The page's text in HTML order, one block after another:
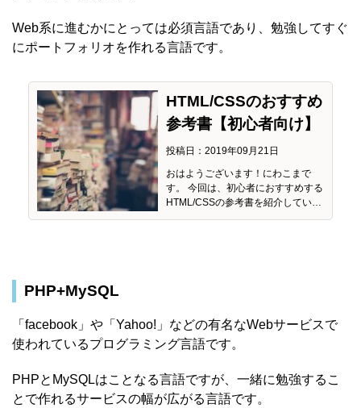
Web系に進むかにとっては必須言語であり、勉強してすぐ
にポートフォリオを作れる言語です。
HTML/CSSのおすすめ
参考書【初心者向け】
投稿日：2019年09月21日
おはようございます！にわこまで
す。 今回は、初心者におすすめする
HTML/CSSの参考書を紹介してい…
PHP+MySQL
「facebook」や「Yahoo!」などの有名なWebサービスで
使われているプログラミング言語です。
PHPとMySQLはことなる言語ですが、一緒に勉強するこ
とで作れるサービスの幅が広がる言語です。